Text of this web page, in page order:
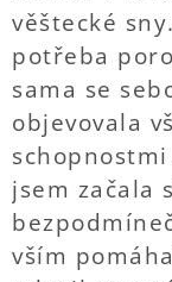
věštecké
potřeba
sama se
objevovala
jsem začala
vším